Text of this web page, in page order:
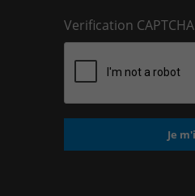
Verification CAPTCHA